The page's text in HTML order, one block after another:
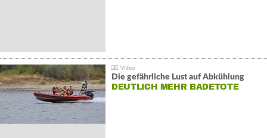
Die gefährliche Lust auf Abkühlung
DEUTLICH MEHR BADETOTE